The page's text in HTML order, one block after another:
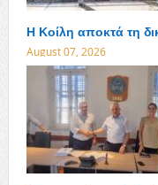
Η Κοίλη αποκτά τη
August 07, 2026